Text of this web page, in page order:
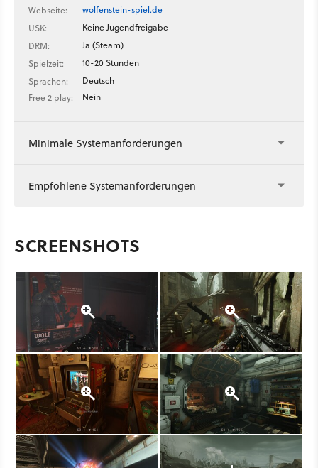
Webseite:
wolfenstein-spiel.de
USK:
Keine Jugendfreigabe
DRM:
Ja (Steam)
Spielzeit:
10-20 Stunden
Sprachen:
Deutsch
Free 2 play:
Nein
Minimale Systemanforderungen
Empfohlene Systemanforderungen
SCREENSHOTS